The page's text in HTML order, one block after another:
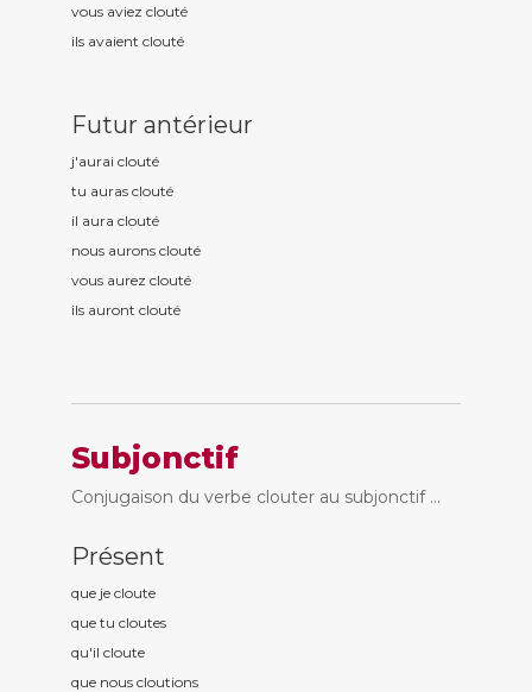
vous aviez clouté
ils avaient clouté
Futur antérieur
j'aurai clouté
tu auras clouté
il aura clouté
nous aurons clouté
vous aurez clouté
ils auront clouté
Subjonctif
Conjugaison du verbe clouter au subjonctif ...
Présent
que je cloute
que tu cloutes
qu'il cloute
que nous cloutions